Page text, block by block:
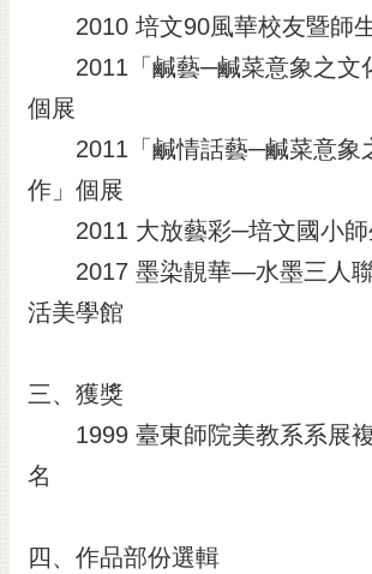
2010 培文90風華校友暨師
2011「鹹藝─鹹菜意象之文
個展
2011「鹹情話藝─鹹菜意象
作」個展
2011 大放藝彩─培文國小師
2017 墨染靚華—水墨三人聯
活美學館
三、獲獎
1999 臺東師院美教系系展
名
四、作品部份選輯